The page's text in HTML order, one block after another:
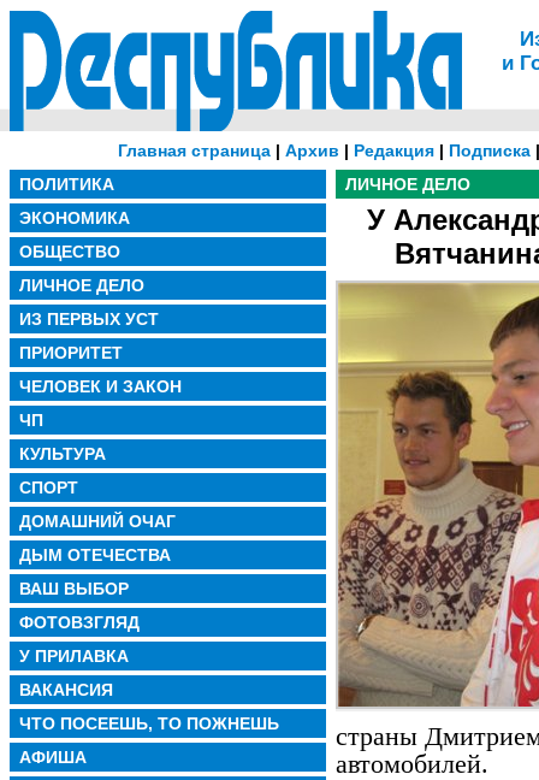
и
Главная страница | Архив | Редакция | Подписка
ПОЛИТИКА
ЭКОНОМИКА
ОБЩЕСТВО
ЛИЧНОЕ ДЕЛО
ИЗ ПЕРВЫХ УСТ
ПРИОРИТЕТ
ЧЕЛОВЕК И ЗАКОН
ЧП
КУЛЬТУРА
СПОРТ
ДОМАШНИЙ ОЧАГ
ДЫМ ОТЕЧЕСТВА
ВАШ ВЫБОР
ФОТОВЗГЛЯД
У ПРИЛАВКА
ВАКАНСИЯ
ЧТО ПОСЕЕШЬ, ТО ПОЖНЕШЬ
АФИША
ЛИЧНОЕ ДЕЛО
У
страны
автомобилей.